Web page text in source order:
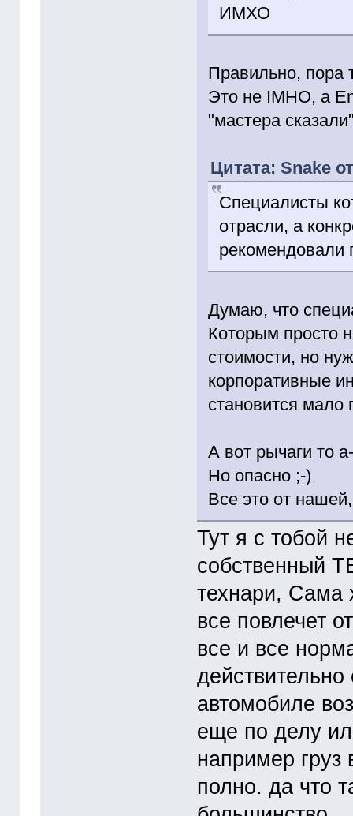
ИМХО
Правильно, пора
Это не IMHO, а
"мастера
Цитата: Snake
Специалисты
отрасли, а
рекомендовали
Думаю, что
Которым просто
стоимости, но
корпоративные
становится
А вот рычаги то
Но опасно ;-)
Все это от
Тут я с тобой
собственный
технари, Сама
все повлечет
все и все
действительно
автомобиле
еще по делу
например груз
полно. да что